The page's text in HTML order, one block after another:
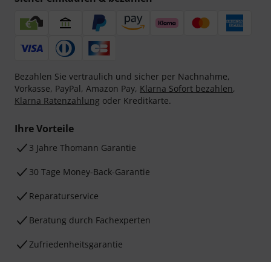
Bezahlen Sie vertraulich und sicher per Nachnahme,
Vorkasse, PayPal, Amazon Pay, Klarna Sofort bezahlen,
Klarna Ratenzahlung oder Kreditkarte.
Ihre Vorteile
3 Jahre Thomann Garantie
30 Tage Money-Back-Garantie
Reparaturservice
Beratung durch Fachexperten
Zufriedenheitsgarantie